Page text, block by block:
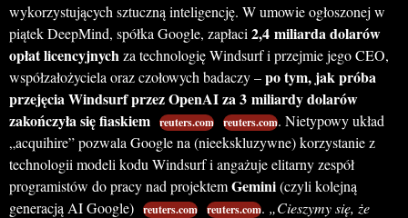
wykorzystujących sztuczną inteligencję. W umowie ogłoszonej w
piątek DeepMind, spółka Google, zapłaci 2,4 miliarda dolarów
opłat licencyjnychza technologię Windsurf i przejmie jego CEO,
współzałożyciela oraz czołowych badaczy –po tym, jak próba
przejęcia Windsurf przez OpenAI za 3 miliardy dolarów
zakończyła się fiaskiem reuters.com reuters.com. Nietypowy układ
„acquihire” pozwala Google na (nieekskluzywne) korzystanie z
technologii modeli kodu Windsurf i angażuje elitarny zespół
programistów do pracy nad projektemGemini(czyli kolejną
generacją AI Google) reuters.com reuters.com. „Cieszymy się, że